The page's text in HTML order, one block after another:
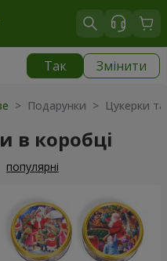
Так Змінити
грн
> Подарунки > Цукерки та
в коробці
популярні